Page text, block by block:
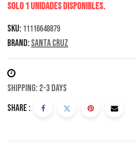
Solo 1 Unidades disponibles.
SKU: 11116648879
Brand:Santa Cruz
Shipping: 2-3 Days
Share :